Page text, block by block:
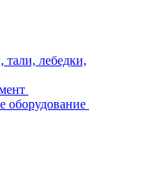
тали, лебедки,
оборудование